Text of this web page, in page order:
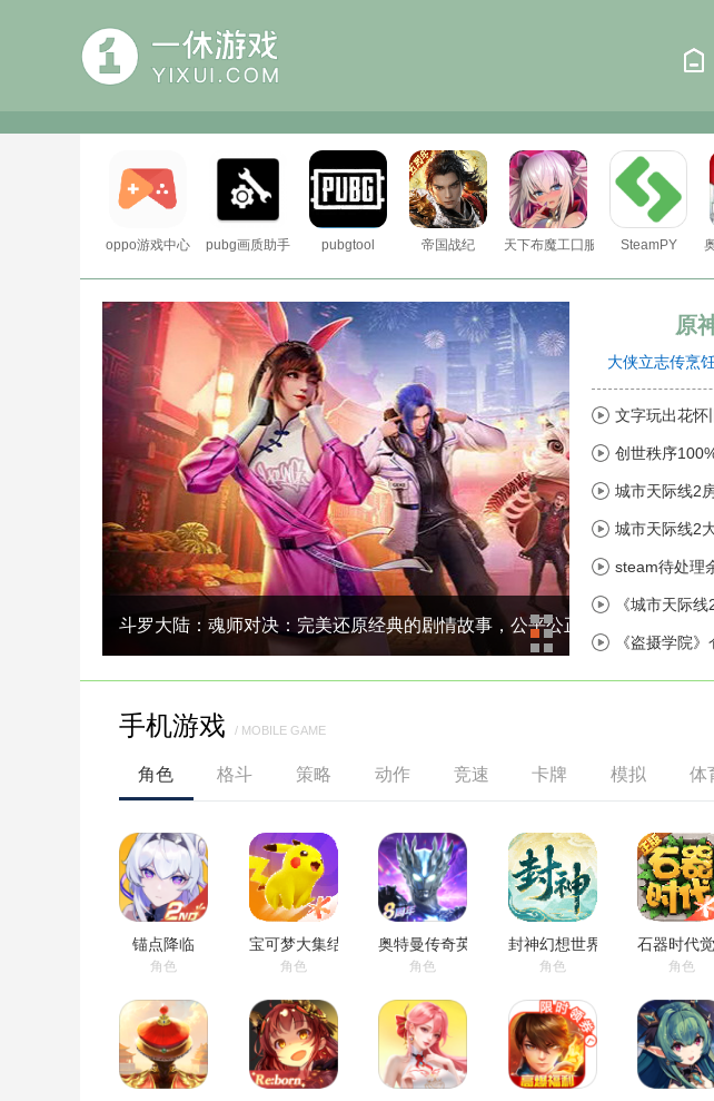
oppo游戏中心 pubg画质助手 pubgtool 帝国战纪 天下布魔工囗服 SteamPY
斗罗大陆：魂师对决：完美还原经典的剧情故事，公平公正的游戏环境
原
大侠立志传烹
文字玩出花怀
创世秩序
城市天际线2
城市天际线2
steam待处理
《城市天际
《盗摄学院
手机游戏 / MOBILE GAME
角色 格斗 策略 动作 竞速 卡牌 模拟 体
锚点降临
角色
宝可梦大集结
角色
奥特曼传奇英雄
角色
封神幻想世界
角色
石器时代
角色